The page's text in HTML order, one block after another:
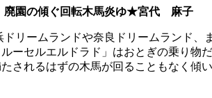
廃園の傾ぐ回転木馬炎ゆ★宮代 麻子
リームランドや奈良ドリームランド、
ーセルエルドラド」はおとぎの乗り物
されるはずの木馬が回ることもなく傾